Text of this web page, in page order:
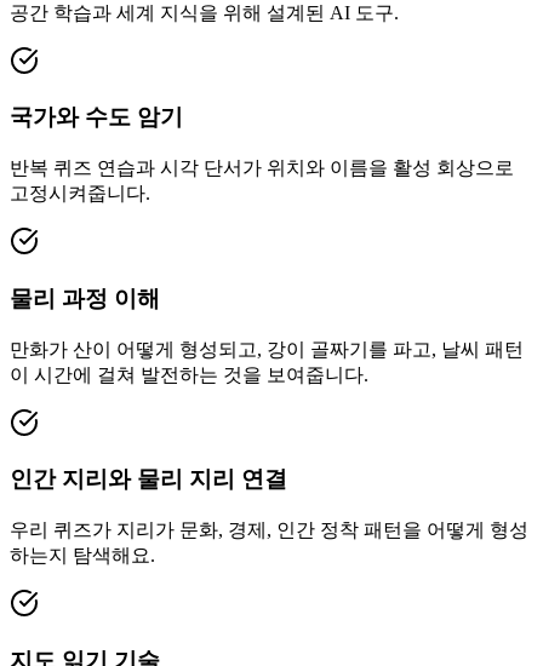
공간 학습과 세계 지식을 위해 설계된 AI 도구.
국가와 수도 암기
반복 퀴즈 연습과 시각 단서가 위치와 이름을 활성 회상으로
고정시켜줍니다.
물리 과정 이해
만화가 산이 어떻게 형성되고, 강이 골짜기를 파고, 날씨 패턴
이 시간에 걸쳐 발전하는 것을 보여줍니다.
인간 지리와 물리 지리 연결
우리 퀴즈가 지리가 문화, 경제, 인간 정착 패턴을 어떻게 형성
하는지 탐색해요.
지도 읽기 기술